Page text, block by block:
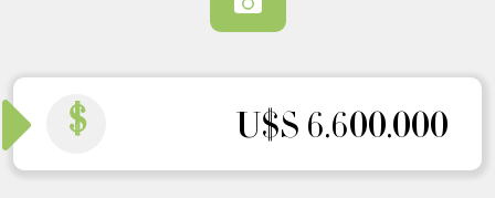
$ U$S 6.600.000